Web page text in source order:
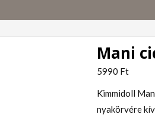
Mani
5990 Ft
Kimmidoll
nyakörvére